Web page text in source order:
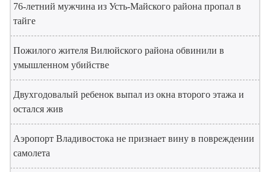
76-летний мужчина из Усть-Майского района пропал в
тайге
Пожилого жителя Вилюйского района обвинили в
умышленном убийстве
Двухгодовалый ребенок выпал из окна второго этажа и
остался жив
Аэропорт Владивостока не признает вину в повреждении
самолета